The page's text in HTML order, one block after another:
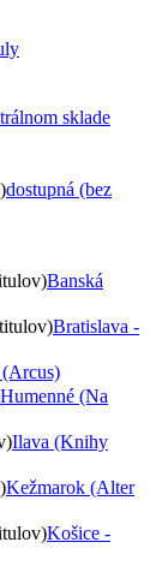
sklade
dostupná (bez
Banská
Bratislava -
(Arcus)
Humenné (Na
Ilava (Knihy
Kežmarok (Alter
Košice -